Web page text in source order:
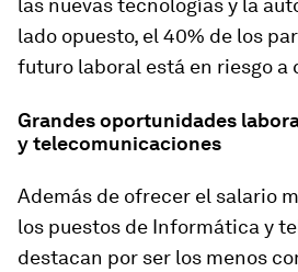
las nuevas tecnologías y la
lado opuesto, el 40% de los
futuro laboral está en riesgo a
Grandes oportunidades
y telecomunicaciones
Además de ofrecer el salario
los puestos de Informática y
destacan por ser los menos